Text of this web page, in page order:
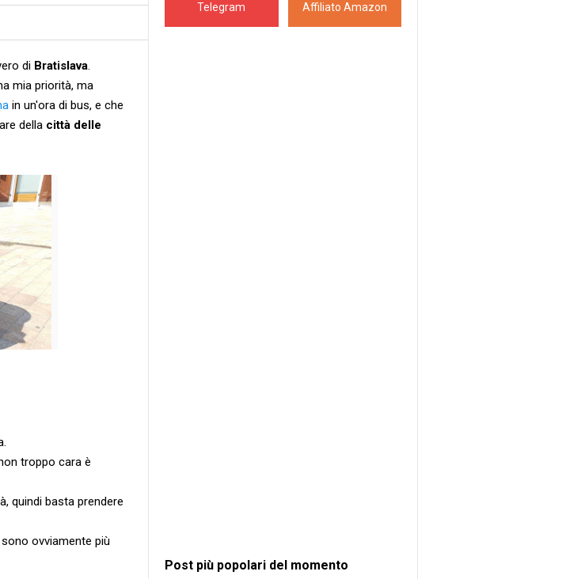
di Bratislava.
mia priorità, ma
in un'ora di bus, e che
della città delle
troppo cara è
quindi basta prendere
ovviamente più
Telegram Affiliato Amazon
Post più popolari del momento